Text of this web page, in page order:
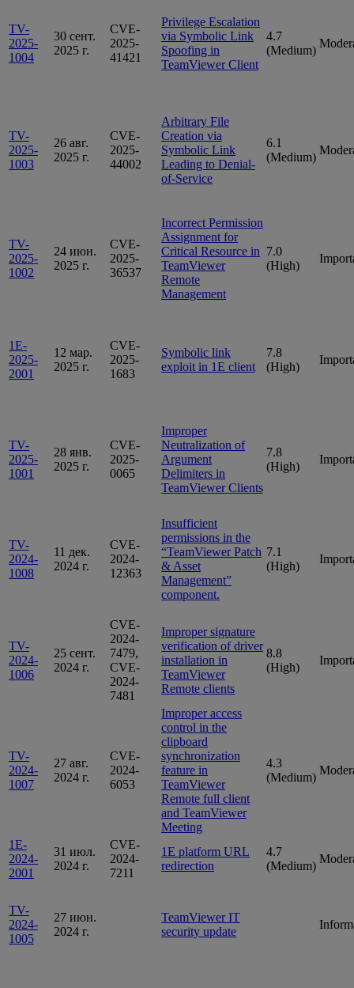
TV-
2025-
1004
30 сент.
2025 г.
CVE-
2025-
41421
Privilege Escalation
via Symbolic Link
Spoofing in
TeamViewer Client
4.7
(Medium)
TV-
2025-
1003
26 авг.
2025 г.
CVE-
2025-
44002
Arbitrary File
Creation via
Symbolic Link
Leading to Denial-
of-Service
6.1
(Medium)
TV-
2025-
1002
24 июн.
2025 г.
CVE-
2025-
36537
Incorrect Permission
Assignment for
Critical Resource in
TeamViewer
Remote
Management
7.0
(High)
1E-
2025-
2001
12 мар.
2025 г.
CVE-
2025-
1683
Symbolic link
exploit in 1E client
7.8
(High)
TV-
2025-
1001
28 янв.
2025 г.
CVE-
2025-
0065
Improper
Neutralization of
Argument
Delimiters in
TeamViewer Clients
7.8
(High)
TV-
2024-
1008
11 дек.
2024 г.
CVE-
2024-
12363
Insufficient
permissions in the
“TeamViewer Patch
& Asset
Management”
component.
7.1
(High)
TV-
2024-
1006
25 сент.
2024 г.
CVE-
2024-
7479,
CVE-
2024-
7481
Improper signature
verification of driver
installation in
TeamViewer
Remote clients
8.8
(High)
TV-
2024-
1007
27 авг.
2024 г.
CVE-
2024-
6053
Improper access
control in the
clipboard
synchronization
feature in
TeamViewer
Remote full client
and TeamViewer
Meeting
4.3
(Medium)
1E-
2024-
2001
31 июл.
2024 г.
CVE-
2024-
7211
1E platform URL
redirection
4.7
(Medium)
TV-
2024-
1005
27 июн.
2024 г.
TeamViewer IT
security update